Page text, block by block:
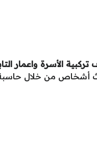
الأسرة واعمار
أشخاص من خلال حاسبة